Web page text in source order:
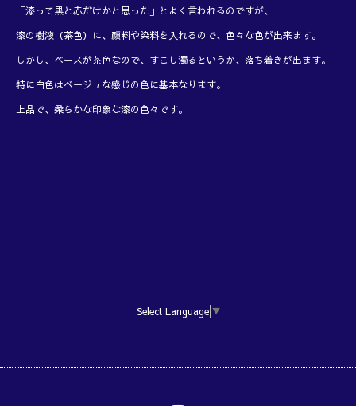
「漆って黒と赤だけかと思った」とよく言われるのですが、
漆の樹液（茶色）に、顔料や染料を入れるので、色々な色が出来ます。
しかし、ベースが茶色なので、すこし濁るというか、落ち着きが出ます。
特に白色はベージュな感じの色に基本なります。
上品で、柔らかな印象な漆の色々です。
Select Language ▼